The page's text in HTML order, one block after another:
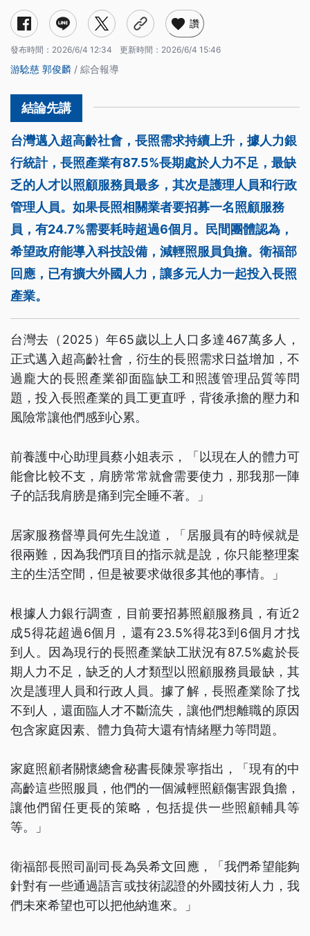
讚
發布時間： 2026/6/4 12:34 更新時間： 2026/6/4 15:46
游騐慈 郭俊麟 / 綜合報導
台灣邁入超高齡社會，長照需求持續上升，據人力銀
行統計，長照產業有87.5%長期處於人力不足，最缺
乏的人才以照顧服務員最多，其次是護理人員和行政
管理人員。如果長照相關業者要招募一名照顧服務
員，有24.7%需要耗時超過6個月。民間團體認為，
希望政府能導入科技設備，減輕照服員負擔。衛福部
回應，已有擴大外國人力，讓多元人力一起投入長照
產業。
台灣去（2025）年65歲以上人口多達467萬多人，
正式邁入超高齡社會，衍生的長照需求日益增加，不
過龐大的長照產業卻面臨缺工和照護管理品質等問
題，投入長照產業的員工更直呼，背後承擔的壓力和
風險常讓他們感到心累。
前養護中心助理員蔡小姐表示，「以現在人的體力可
能會比較不支，肩膀常常就會需要使力，那我那一陣
子的話我肩膀是痛到完全睡不著。」
居家服務督導員何先生說道，「居服員有的時候就是
很兩難，因為我們項目的指示就是說，你只能整理案
主的生活空間，但是被要求做很多其他的事情。」
根據人力銀行調查，目前要招募照顧服務員，有近2
成5得花超過6個月，還有23.5%得花3到6個月才找
到人。因為現行的長照產業缺工狀況有87.5%處於長
期人力不足，缺乏的人才類型以照顧服務員最缺，其
次是護理人員和行政人員。據了解，長照產業除了找
不到人，還面臨人才不斷流失，讓他們想離職的原因
包含家庭因素、體力負荷大還有情緒壓力等問題。
家庭照顧者關懷總會秘書長陳景寧指出，「現有的中
高齡這些照服員，他們的一個減輕照顧傷害跟負擔，
讓他們留任更長的策略，包括提供一些照顧輔具等
等。」
衛福部長照司副司長為吳希文回應，「我們希望能夠
針對有一些通過語言或技術認證的外國技術人力，我
們未來希望也可以把他納進來。」